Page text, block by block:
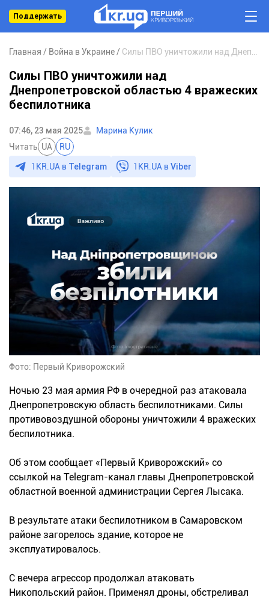
Поддержать
Главная Война в Украине
Силы ПВО уничтожили над
Днепропетровской областью 4 вражеских
беспилотника
07:46, 23 мая 2025
Марина Кулик
Читать UA RU
1KR.UA в Telegram 1KR.UA вViber
Фото: Первый Криворожский
Ночью 23 мая армия РФ в очередной раз атаковала
Днепропетровскую область беспилотниками. Силы
противовоздушной обороны уничтожили 4 вражеских
беспилотника.
Об этом сообщает «Первый Криворожский» со
ссылкой на Telegram-канал главы Днепропетровской
областной военной администрации Сергея Лысака.
В результате атаки беспилотником в Самаровском
районе загорелось здание, которое не
эксплуатировалось.
С вечера агрессор продолжал атаковать
Никопольский район. Применял дроны, обстреливал